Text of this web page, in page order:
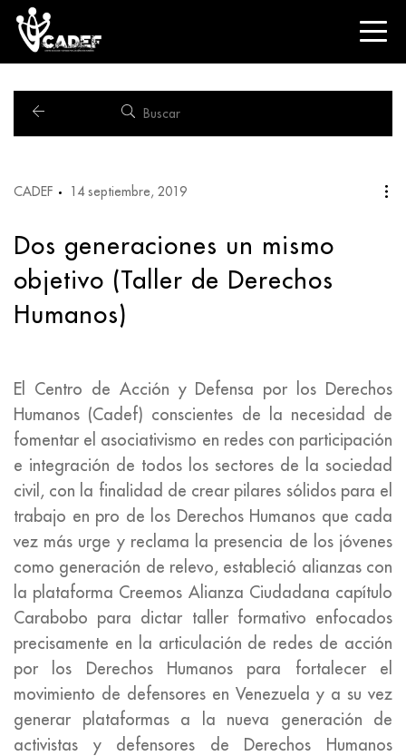
CADEF 14 septiembre, 2019
Dos generaciones un mismo
objetivo (Taller de Derechos
Humanos)
El Centro de Acción y Defensa por los Derechos
Humanos (Cadef) conscientes de la necesidad de
fomentar el asociativismo en redes con participación
e integración de todos los sectores de la sociedad
civil, con la finalidad de crear pilares sólidos para el
trabajo en pro de los Derechos Humanos que cada
vez más urge y reclama la presencia de los jóvenes
como generación de relevo, estableció alianzas con
la plataforma Creemos Alianza Ciudadana capítulo
Carabobo para dictar taller formativo enfocados
precisamente en la articulación de redes de acción
por los Derechos Humanos para fortalecer el
movimiento de defensores en Venezuela y a su vez
generar plataformas a la nueva generación de
activistas y defensores de Derechos Humanos